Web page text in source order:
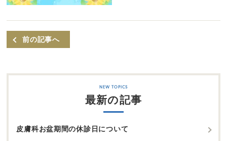
前の記事へ
最新の記事
皮膚科お盆期間の休診日について